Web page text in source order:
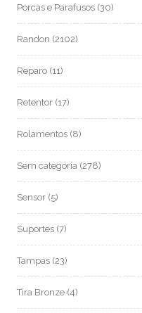
Porcas e Parafusos (30)
Randon (2102)
Reparo (11)
Retentor (17)
Rolamentos (8)
Sem categoria (278)
Sensor (5)
Suportes (7)
Tampas (23)
Tira Bronze (4)